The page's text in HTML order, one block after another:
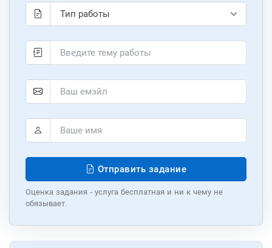
Отправить задание
Оценка задания - услуга бесплатная и ни к чему не
обязывает.